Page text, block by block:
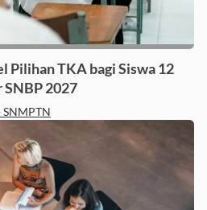
Pilihan TKA bagi Siswa 12
2027
SNMPTN